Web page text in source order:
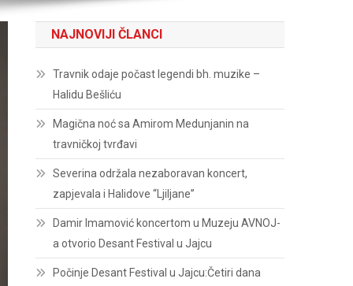
NAJNOVIJI ČLANCI
Travnik odaje počast legendi bh. muzike –
Halidu Bešliću
Magična noć sa Amirom Medunjanin na
travničkoj tvrđavi
Severina održala nezaboravan koncert,
zapjevala i Halidove “Ljiljane”
Damir Imamović koncertom u Muzeju AVNOJ-
a otvorio Desant Festival u Jajcu
Počinje Desant Festival u Jajcu:Četiri dana